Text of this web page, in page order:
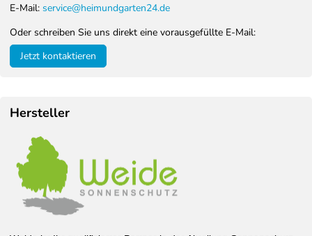
E-Mail: service@heimundgarten24.de
Oder schreiben Sie uns direkt eine vorausgefüllte E-Mail:
Jetzt kontaktieren
Hersteller